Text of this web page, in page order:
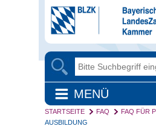
MENÜ
STARTSEITE FAQ
FAQ FÜR
AUSBILDUNG